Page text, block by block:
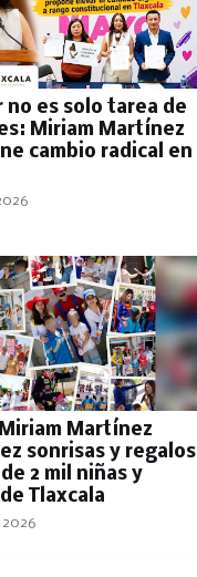
no es solo tarea de
Miriam Martínez
cambio radical en
Martínez
sonrisas y regalos
2 mil niñas y
Tlaxcala